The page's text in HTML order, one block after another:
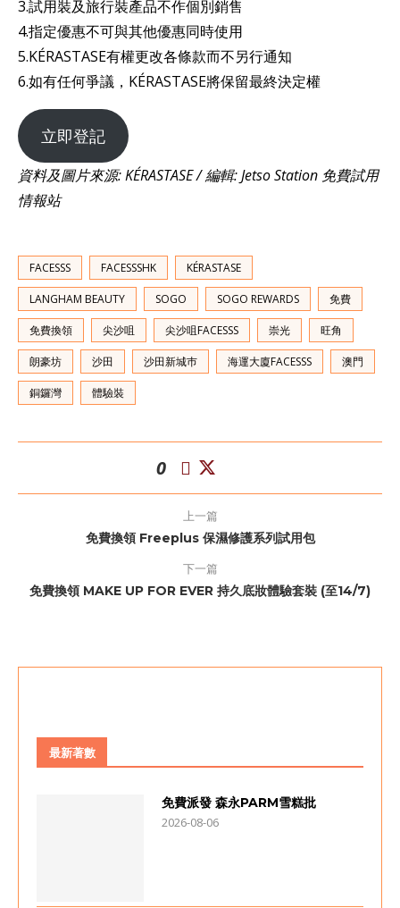
3.試用裝及旅行裝產品不作個別銷售
4.指定優惠不可與其他優惠同時使用
5.KÉRASTASE有權更改各條款而不另行通知
6.如有任何爭議，KÉRASTASE將保留最終決定權
立即登記
資料及圖片來源: KÉRASTASE / 編輯: Jetso Station 免費試用
情報站
FACESSS FACESSSHK KÉRASTASE
LANGHAM BEAUTY SOGO SOGO REWARDS 免費
免費換領 尖沙咀 尖沙咀FACESSS 崇光 旺角
朗豪坊 沙田 沙田新城巿 海運大廈FACESSS 澳門
銅鑼灣 體驗裝
0
上一篇
免費換領 Freeplus 保濕修護系列試用包
下一篇
免費換領 MAKE UP FOR EVER 持久底妝體驗套裝 (至14/7)
最新著數
免費派發 森永PARM雪糕批
2026-08-06